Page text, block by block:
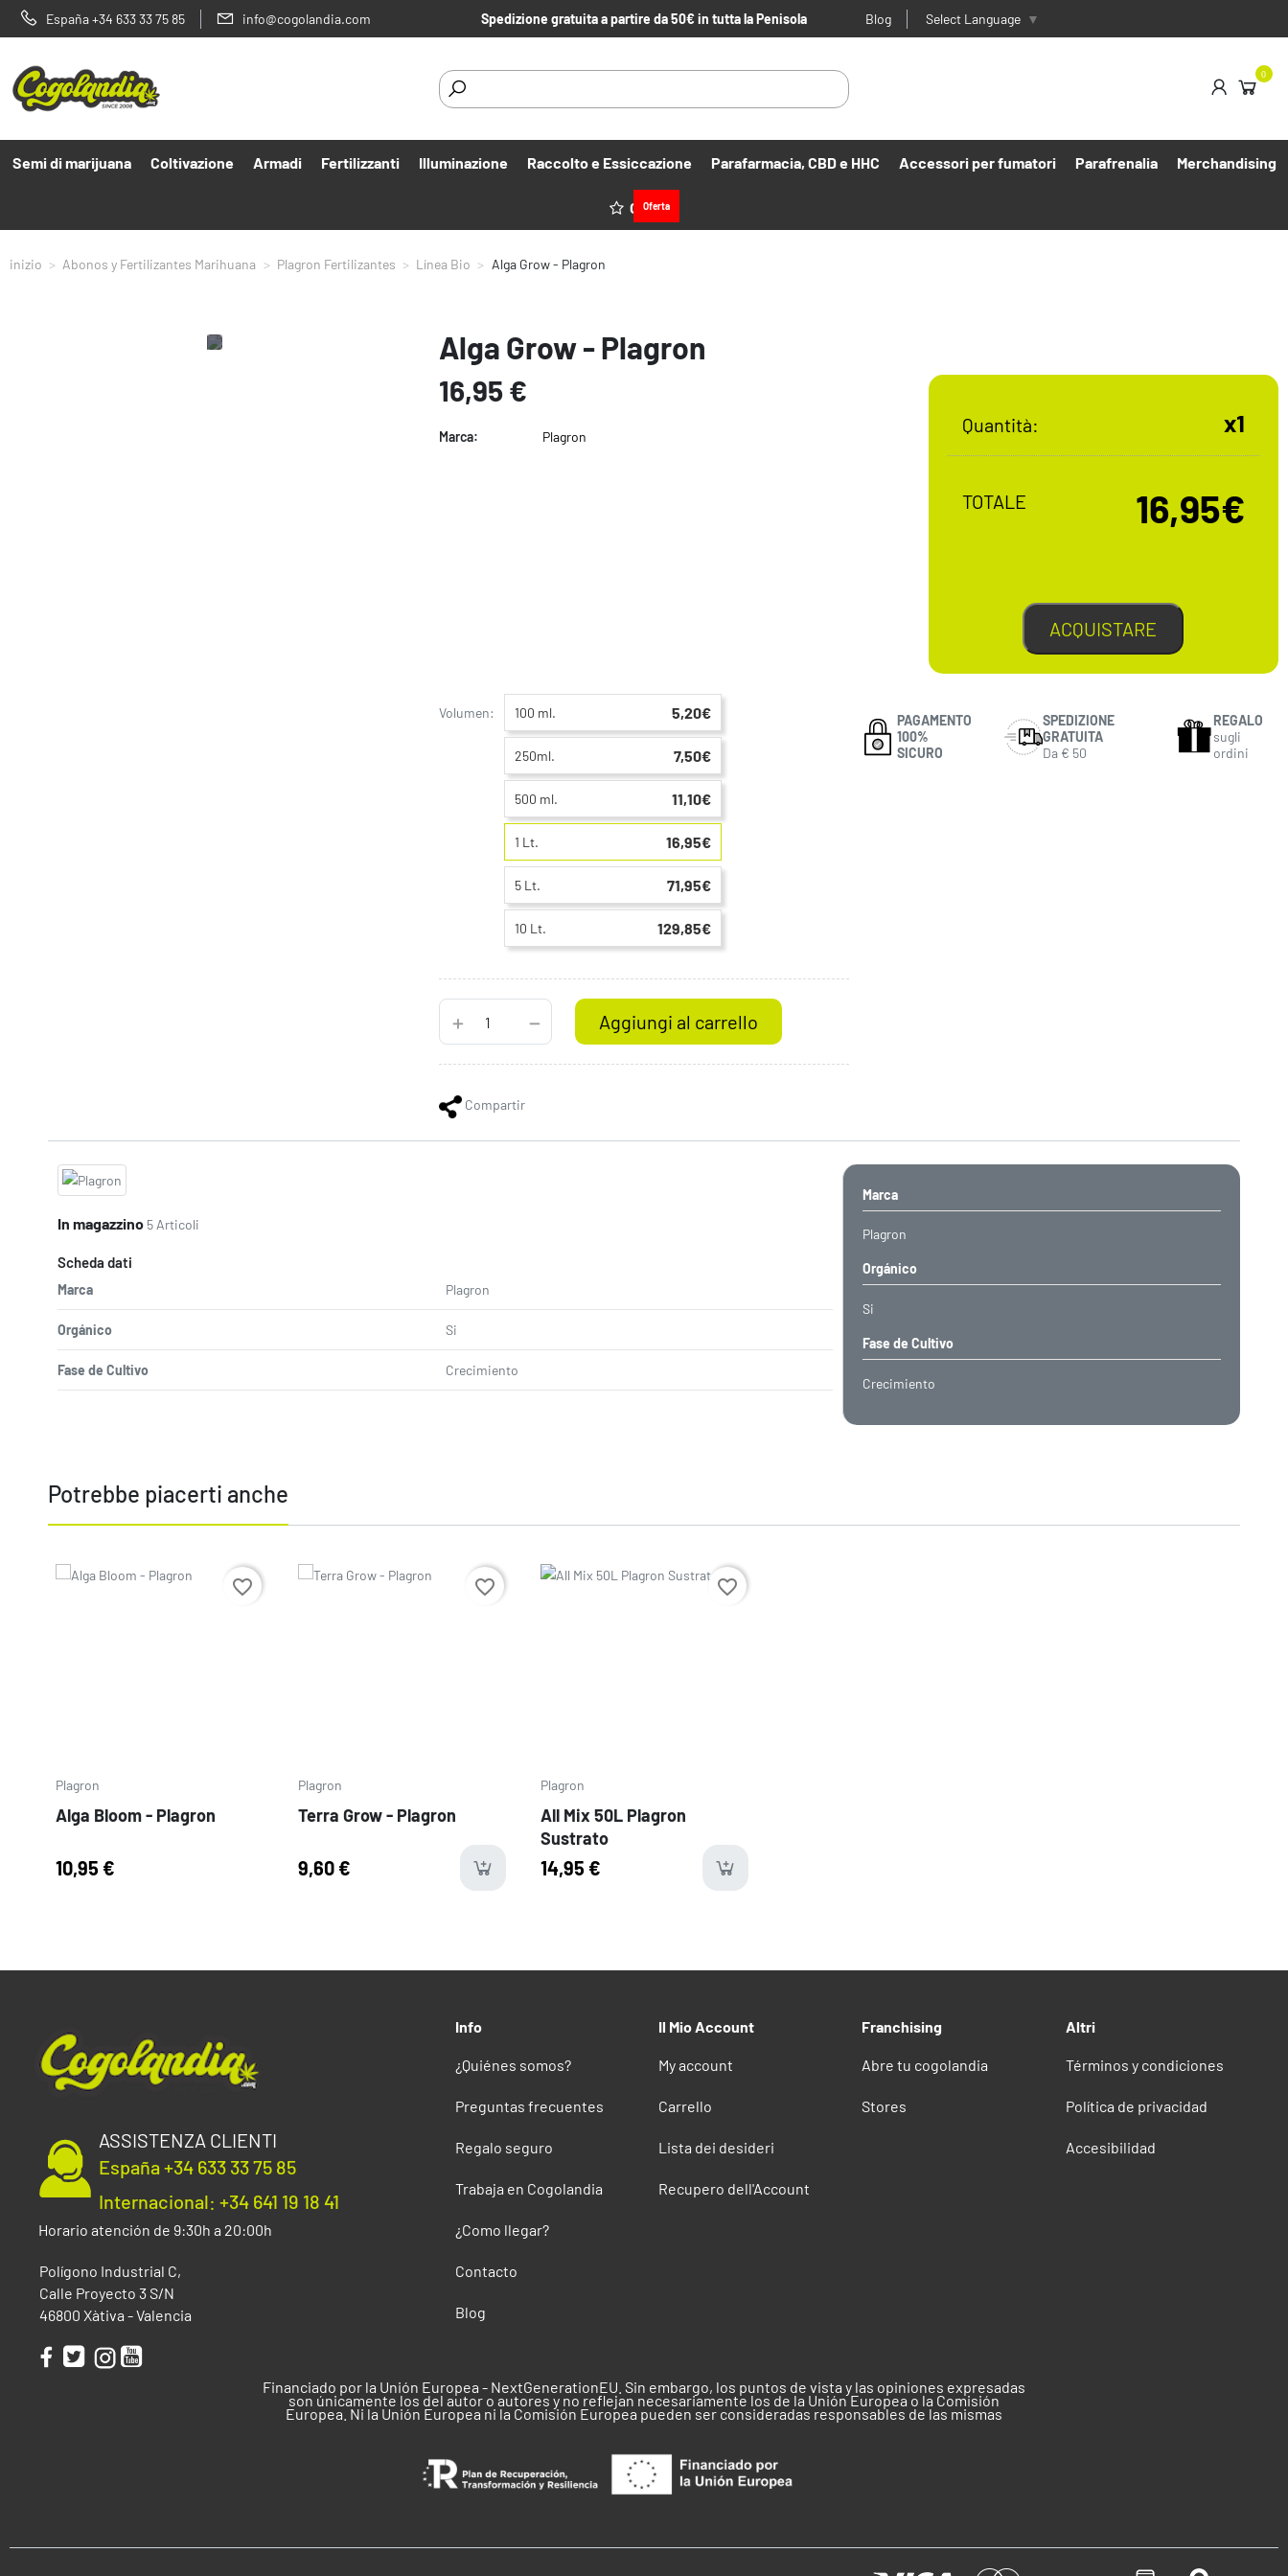
España +34 633 33 75 85 info@cogolandia.com Spedizione gratuita a partire da 50€ in tutta la Penisola Blog Select Language ▼
0
Semi di marijuana Coltivazione Armadi Fertilizzanti Illuminazione Raccolto e Essiccazione Parafarmacia, CBD e HHC Accessori per fumatori Parafrenalia Merchandising
Offerte
Oferta
inizio Abonos y Fertilizantes Marihuana Plagron Fertilizantes Línea Bio Alga Grow - Plagron
Alga Grow - Plagron
16,95 €
Marca: Plagron
Quantità: x1
TOTALE 16,95€
ACQUISTARE
Volumen: 100 ml. 5,20€
250ml. 7,50€
500 ml. 11,10€
1 Lt. 16,95€
5 Lt. 71,95€
10 Lt. 129,85€
Aggiungi al carrello
Compartir
PAGAMENTO
100%
SICURO
SPEDIZIONE
GRATUITA
Da € 50
REGALO
sugli
ordini
In magazzino 5 Articoli
Scheda dati
Marca Plagron
Orgánico Si
Fase de Cultivo Crecimiento
Marca
Plagron
Orgánico
Si
Fase de Cultivo
Crecimiento
Potrebbe piacerti anche
Prezzo
Plagron
Alga Bloom - Plagron
10,95 €
favorite_border Prezzo
Plagron
Terra Grow - Plagron
9,60 €
favorite_border Prezzo
Plagron
All Mix 50L Plagron
Sustrato
14,95 €
favorite_border
ASSISTENZA CLIENTI
España +34 633 33 75 85
Internacional: +34 641 19 18 41
Horario atención de 9:30h a 20:00h
Polígono Industrial C,
Calle Proyecto 3 S/N
46800 Xàtiva - Valencia
Info
¿Quiénes somos?
Preguntas frecuentes
Regalo seguro
Trabaja en Cogolandia
¿Como llegar?
Contacto
Blog
Il Mio Account
My account
Carrello
Lista dei desideri
Recupero dell'Account
Franchising
Abre tu cogolandia
Stores
Altri
Términos y condiciones
Política de privacidad
Accesibilidad
Financiado por la Unión Europea - NextGenerationEU. Sin embargo, los puntos de vista y las opiniones expresadas
son únicamente los del autor o autores y no reflejan necesariamente los de la Unión Europea o la Comisión
Europea. Ni la Unión Europea ni la Comisión Europea pueden ser consideradas responsables de las mismas